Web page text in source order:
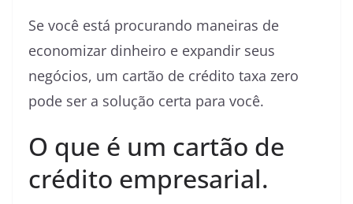
Se você está procurando maneiras de
economizar dinheiro e expandir seus
negócios, um cartão de crédito taxa zero
pode ser a solução certa para você.
O que é um cartão de
crédito empresarial.